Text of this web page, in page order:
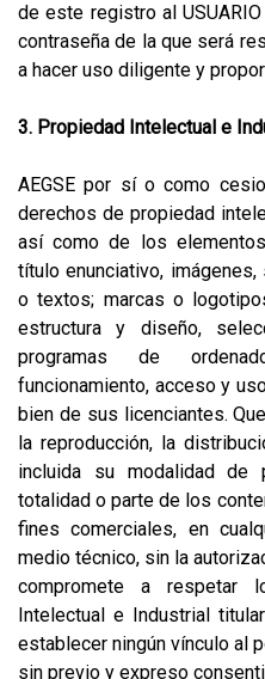
de este registro al
contraseña de la que será
a hacer uso diligente y
3. Propiedad Intelectual e
AEGSE por sí o como
derechos de propiedad
así como de los
título enunciativo,
o textos; marcas o
estructura y diseño,
programas de
funcionamiento, acceso y
bien de sus licenciantes.
la reproducción, la
incluida su modalidad
totalidad o parte de los
fines comerciales, en
medio técnico, sin la
compromete a respetar
Intelectual e Industrial
establecer ningún vínculo al
sin previo y expreso